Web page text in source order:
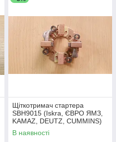
Щіткотримач стартера
SBH9015 (Iskra, ЄВРО ЯМЗ,
KAMAZ, DEUTZ, CUMMINS)
24В
В наявності